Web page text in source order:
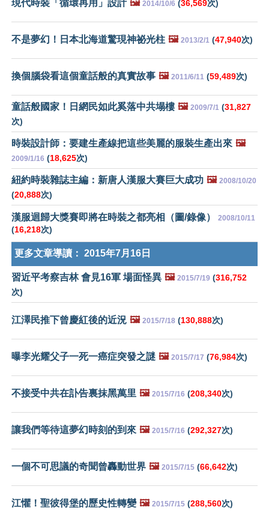
現代時裝「循環再用」設計 🖼️ 2014/10/6 (36,569次)
不是夢幻！日本北海道驚現神祕光柱 🖼️ 2013/2/1 (47,940次)
換個腦袋看這個童話般的真實故事 🖼️ 2011/6/11 (59,489次)
童話般國家！日網民如此奚落中共塌樓 🖼️ 2009/7/1 (31,827
次)
時裝設計師：要建生產線把這些美麗的服裝生產出來 🖼️
2009/1/16 (18,625次)
紐約時裝雜誌主編：新唐人漢服大賽巨大成功 🖼️ 2008/10/20
(20,888次)
漢服迴歸大獎賽即將在時裝之都亮相（圖/錄像） 2008/10/11
(16,218次)
更多文章導讀： 2015年7月16日
習近平考察吉林 會見16軍 場面怪異 🖼️ 2015/7/19 (316,752
次)
江澤民推下曾慶紅後的近況 🖼️ 2015/7/18 (130,888次)
曝李光耀父子一死一癌症突發之謎 🖼️ 2015/7/17 (76,984次)
不接受中共在訃告裏抹黑萬里 🖼️ 2015/7/16 (208,340次)
讓我們等待這夢幻時刻的到來 🖼️ 2015/7/16 (292,327次)
一個不可思議的奇聞曾轟動世界 🖼️ 2015/7/15 (66,642次)
江懼！聖彼得堡的歷史性轉變 🖼️ 2015/7/15 (288,560次)